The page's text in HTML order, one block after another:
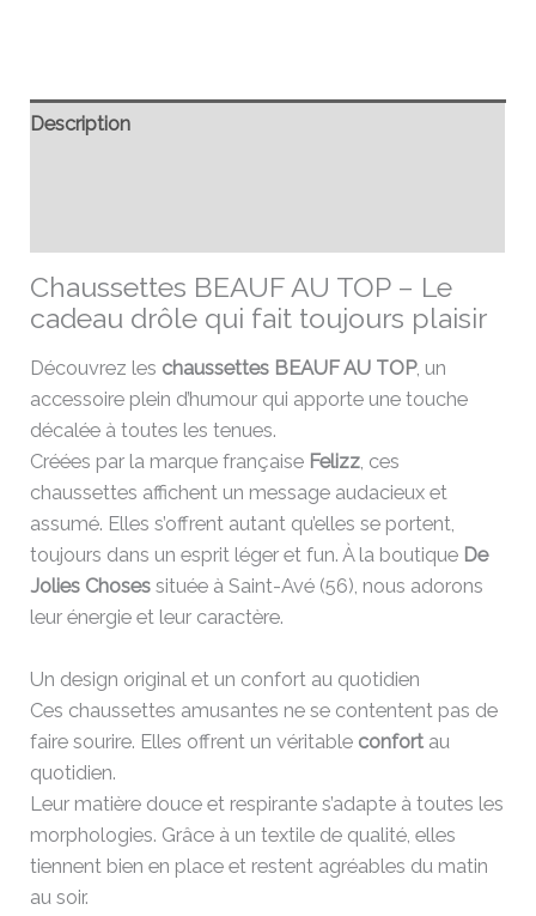
Description
Chaussettes BEAUF AU TOP – Le
cadeau drôle qui fait toujours plaisir
Découvrez les chaussettes BEAUF AU TOP, un
accessoire plein d’humour qui apporte une touche
décalée à toutes les tenues.
Créées par la marque française Felizz, ces
chaussettes affichent un message audacieux et
assumé. Elles s’offrent autant qu’elles se portent,
toujours dans un esprit léger et fun. À la boutique De
Jolies Choses située à Saint-Avé (56), nous adorons
leur énergie et leur caractère.
Un design original et un confort au quotidien
Ces chaussettes amusantes ne se contentent pas de
faire sourire. Elles offrent un véritable confort au
quotidien.
Leur matière douce et respirante s’adapte à toutes les
morphologies. Grâce à un textile de qualité, elles
tiennent bien en place et restent agréables du matin
au soir.